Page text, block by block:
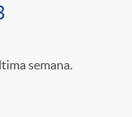
semana.